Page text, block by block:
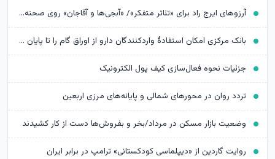
آرزوهای ایرج راد برای «تئاتر متفکر»/ «آبجی‌ها و آقاجان» روی صحنه می‌رود
بانک مرکزی امکان استفادۀ واردکنندگان دارو از اوراق گام را تا پایان امسال تمدید کرد
جزئیات نحوه فعال‌سازی کیف پول الکترونیک
تردد روان در محورهای شمالی و پایانه‌های مرزی اربعین
وضعیت بازار مسکن در مرداد/بخر و بفروش‌ها دست از کار کشیدند
روایت گاردین از «دیپلماسی کودکستانی» ترامپ در برابر ایران